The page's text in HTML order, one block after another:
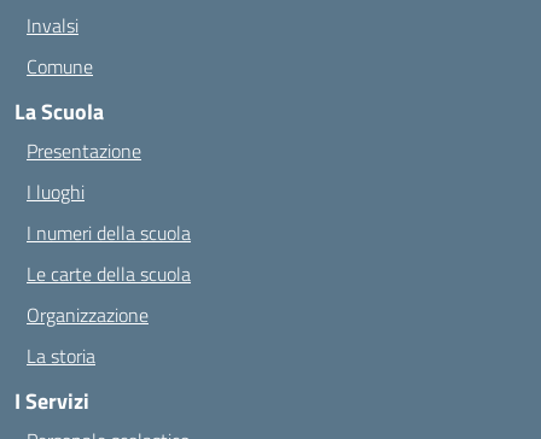
Invalsi
Comune
La Scuola
Presentazione
I luoghi
I numeri della scuola
Le carte della scuola
Organizzazione
La storia
I Servizi